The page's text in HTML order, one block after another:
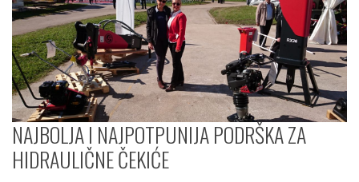
NAJBOLJA I NAJPOTPUNIJA PODRŠKA ZA
HIDRAULIČNE ČEKIĆE